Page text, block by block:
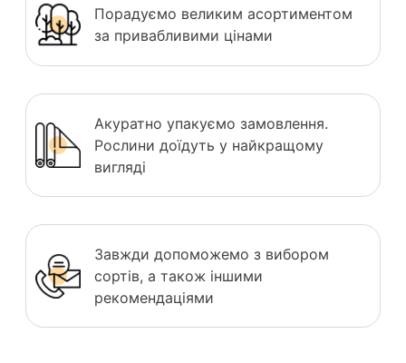
Порадуємо великим асортиментом
за привабливими цінами
Акуратно упакуємо замовлення.
Рослини доїдуть у найкращому
вигляді
Завжди допоможемо з вибором
сортів, а також іншими
рекомендаціями